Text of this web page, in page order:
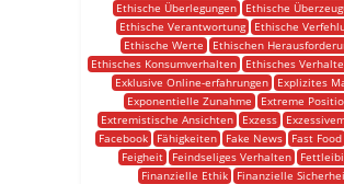
Ethische Überlegungen
Ethische
Ethische Verantwortung
Ethische
Ethische Werte
Ethischen
Ethisches Konsumverhalten
Ethisches
Exklusive Online-erfahrungen
Explizites
Exponentielle Zunahme
Extreme
Extremistische Ansichten
Exzess
Facebook
Fähigkeiten Fake News Fast Food
Feigheit
Feindseliges Verhalten
Finanzielle Ethik
Finanzielle